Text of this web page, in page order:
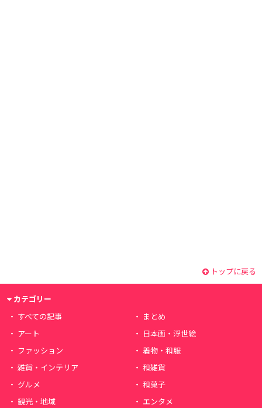
トップに戻る
カテゴリー
すべての記事
まとめ
アート
日本画・浮世絵
ファッション
着物・和服
雑貨・インテリア
和雑貨
グルメ
和菓子
観光・地域
エンタメ